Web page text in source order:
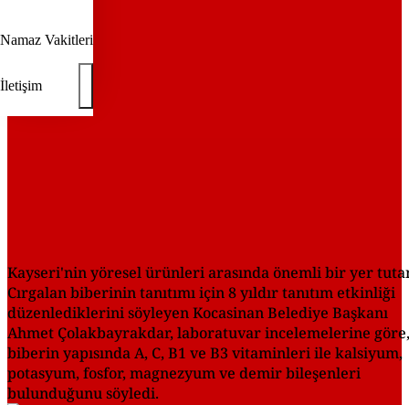
Namaz Vakitleri
İletişim
Kayseri'nin yöresel ürünleri arasında önemli bir yer
Cırgalan biberinin tanıtımı için 8 yıldır tanıtım etkinliği
düzenlediklerini söyleyen Kocasinan Belediye Başkanı
Ahmet Çolakbayrakdar, laboratuvar incelemelerine göre,
biberin yapısında A, C, B1 ve B3 vitaminleri ile kalsiyum,
potasyum, fosfor, magnezyum ve demir bileşenleri
bulunduğunu söyledi.